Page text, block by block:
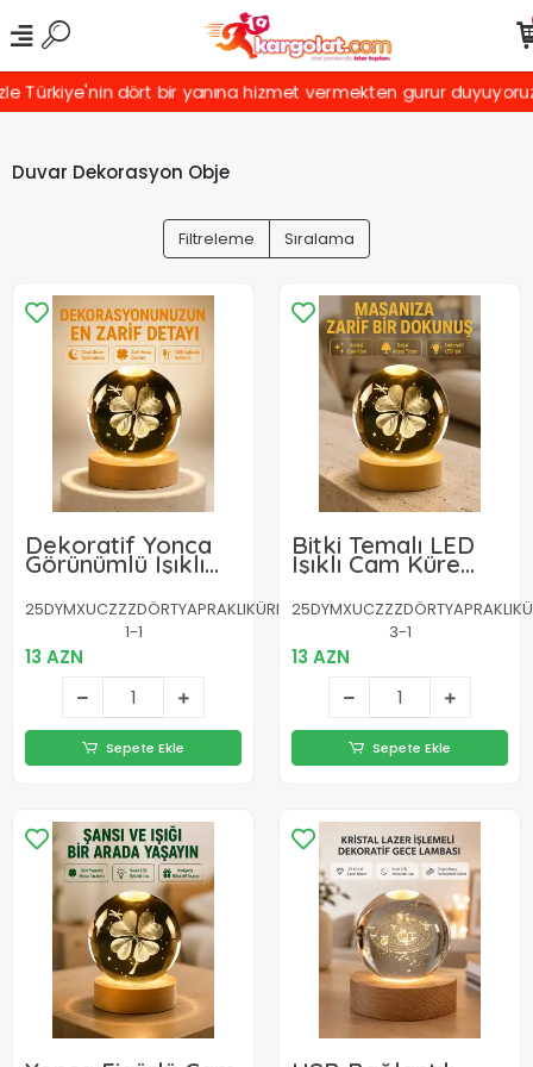
dört bir yanına hizmet vermekten gurur duyuyoruz!
Duvar Dekorasyon Obje
Filtreleme Sıralama
Dekoratif Yonca
Görünümlü Işıklı
Kristal Cam Küre
USB Masa Gece
Lambası
25DYMXUCZZZDÖRTYAPRAKLIKÜRE-
1-1
13 AZN
Sepete Ekle
Bitki Temalı LED
Işıklı Cam Küre
Ahşap Standlı
Modern Gece
Lambası 3-1
13 AZN
Sepete Ekle